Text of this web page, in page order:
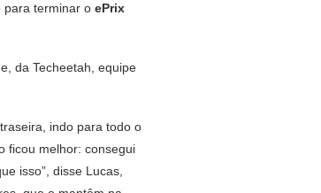
para terminar o ePrix
da Techeetah, equipe
indo para todo o
ficou melhor: consegui
isso”, disse Lucas,